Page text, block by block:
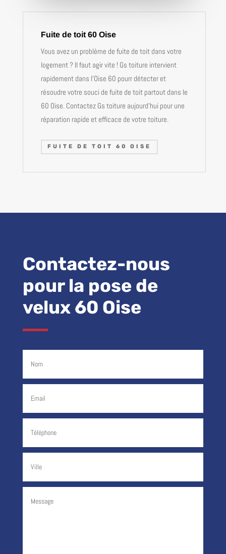
Fuite de toit 60 Oise
Vous avez un problème de fuite de toit dans votre
logement ? Il faut agir vite ! Gs toiture intervient
rapidement dans l’Oise 60 pourr détecter et
résoudre votre souci de fuite de toit partout dans le
60 Oise. Contactez Gs toiture aujourd’hui pour une
réparation rapide et efficace de votre toiture.
FUITE DE TOIT 60 OISE
Contactez-nous
pour la pose de
velux 60 Oise